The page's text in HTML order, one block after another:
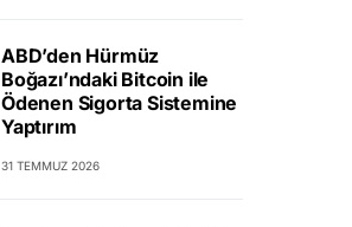
ABD’den Hürmüz
Boğazı’ndaki Bitcoin ile
Ödenen Sigorta Sistemine
Yaptırım
31 TEMMUZ 2026